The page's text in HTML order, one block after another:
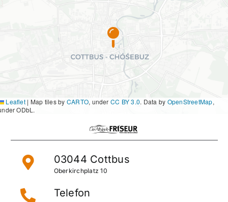
Leaflet | Map tiles by CARTO, under CC BY 3.0. Data by OpenStreetMap,
ODbL.
03044 Cottbus
Oberkirchplatz 10
Telefon